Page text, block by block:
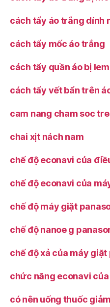
cách tẩy áo trắng dính
cách tẩy mốc áo trắng
cách tẩy quần áo bị
cách tẩy vết bẩn trên
cam nang cham soc
chai xịt nách nam
chế độ econavi của
chế độ econavi của
chế độ máy giặt
chế độ nanoe g
chế độ xả của máy
chức năng econavi
có nên uống thuốc